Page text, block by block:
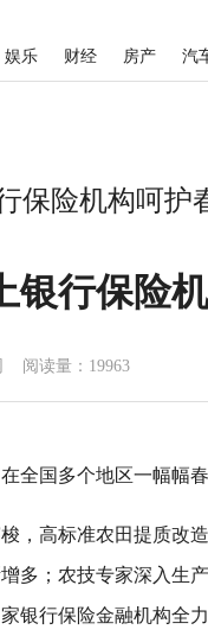
娱乐 财经 房产 汽
保险机构呵护
银行保险
阅读量：19963
全国多个地区一幅幅
，高标准农田提质改
多；农技专家深入生
行保险金融机构全